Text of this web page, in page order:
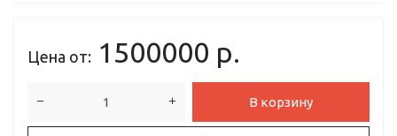
Цена от: 1500000 р.
В корзину